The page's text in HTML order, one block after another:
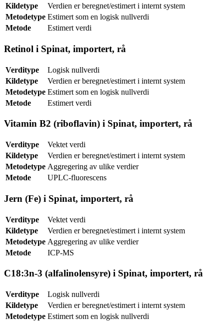
Kildetype
Verdien er beregnet/estimert i internt system
Metodetype Estimert som en logisk nullverdi
Metode
Estimert verdi
Retinol i Spinat, importert, rå
Verditype
Logisk nullverdi
Kildetype
Verdien er beregnet/estimert i internt system
Metodetype Estimert som en logisk nullverdi
Metode
Estimert verdi
Vitamin B2 (riboflavin) i Spinat, importert, rå
Verditype
Vektet verdi
Kildetype
Verdien er beregnet/estimert i internt system
Metodetype Aggregering av ulike verdier
Metode
UPLC-fluorescens
Jern (Fe) i Spinat, importert, rå
Verditype
Vektet verdi
Kildetype
Verdien er beregnet/estimert i internt system
Metodetype Aggregering av ulike verdier
Metode
ICP-MS
C18:3n-3 (alfalinolensyre) i Spinat, importert, rå
Verditype
Logisk nullverdi
Kildetype
Verdien er beregnet/estimert i internt system
Metodetype Estimert som en logisk nullverdi